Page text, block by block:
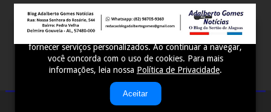
Este site utiliza cookies para melhorar sua experiência e
fornecer serviços personalizados. Ao continuar a navegar,
você concorda com o uso de cookies. Para mais
informações, leia nossa Política de Privacidade.
Aceitar